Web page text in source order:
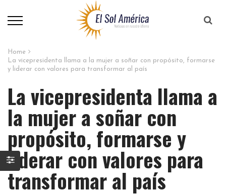
Home
La vicepresidenta llama a la mujer a soñar con propósito, formarse
y liderar con valores para transformar al país
La vicepresidenta llama a
la mujer a soñar con
propósito, formarse y
liderar con valores para
transformar al país